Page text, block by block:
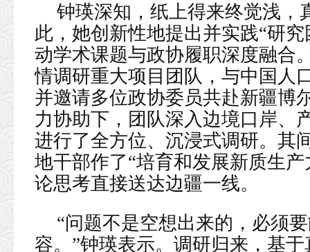
钟瑛深知，纸上得来终觉浅，
此，她创新性地提出并实践“研
动学术课题与政协履职深度融合
情调研重大项目团队，与中国人
并邀请多位政协委员共赴新疆博
力协助下，团队深入边境口岸、
进行了全方位、沉浸式调研。其
地干部作了“培育和发展新质生
论思考直接送达边疆一线。
“问题不是空想出来的，必须
容。”钟瑛表示。调研归来，基